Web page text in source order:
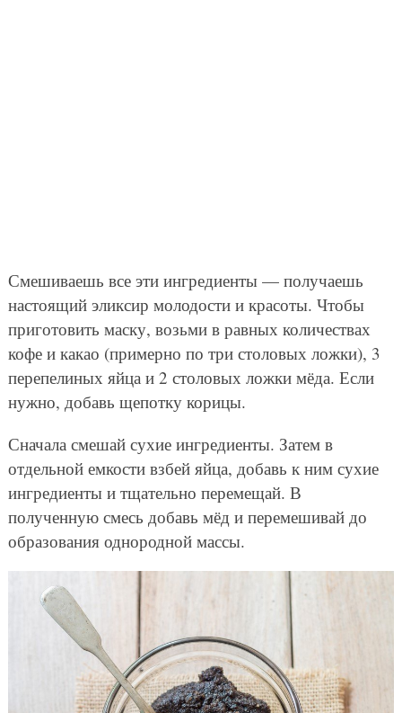
Смешиваешь все эти ингредиенты — получаешь
настоящий эликсир молодости и красоты. Чтобы
приготовить маску, возьми в равных количествах
кофе и какао (примерно по три столовых ложки), 3
перепелиных яйца и 2 столовых ложки мёда. Если
нужно, добавь щепотку корицы.
Сначала смешай сухие ингредиенты. Затем в
отдельной емкости взбей яйца, добавь к ним сухие
ингредиенты и тщательно перемещай. В
полученную смесь добавь мёд и перемешивай до
образования однородной массы.